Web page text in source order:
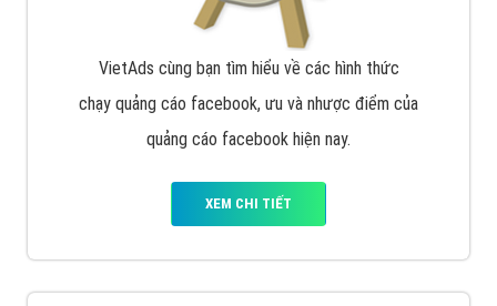
VietAds cùng bạn tìm hiểu về các hình thức
chạy quảng cáo facebook, ưu và nhược điểm của
quảng cáo facebook hiện nay.
XEM CHI TIẾT